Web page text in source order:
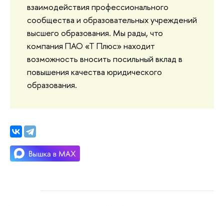
взаимодействия профессионального
сообщества и образовательных учреждений
высшего образования. Мы рады, что
компания ПАО «Т Плюс» находит
возможность вносить посильный вклад в
повышения качества юридического
образования.